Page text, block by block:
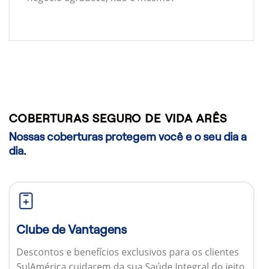
COBERTURAS SEGURO DE VIDA ARÊS
Nossas coberturas protegem você e o seu dia a
dia.
Clube de Vantagens
Descontos e benefícios exclusivos para os clientes